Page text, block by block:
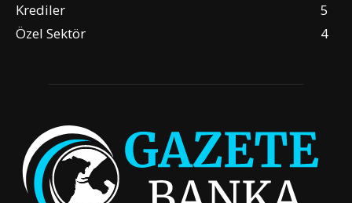
Krediler
5
Özel Sektör
4